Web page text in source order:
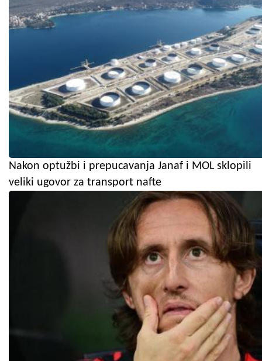
Nakon optužbi i prepucavanja Janaf i MOL sklopili
veliki ugovor za transport nafte